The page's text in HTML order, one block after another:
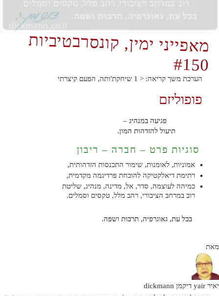
מאפייני ימין, קונסרבטיביות
#150
הערכת משך קריאה: < 1 שיחקת'ותה, הפעם קיצרתי
פופוליזם
פגיעה במנהיג –
תיעול להזדהות המון.
סוגיות פרט – חברה – ריבון
אמוניות, לאומנות, שימור התכנסות הזדהותית,
רתימת דיאלקטיקה להוכחת פרדיגמה מקדמית,
כמיהה לעוצמה, סדר, אל, מדינה, מנהיג, שליטת
רוב במרחב הציבורי, רהב מלל, טקסים וסמלים.
בכל עת, גאוגרפיה, תרבות ושפה.
מאת
יאיר yair דיקמן dickmann